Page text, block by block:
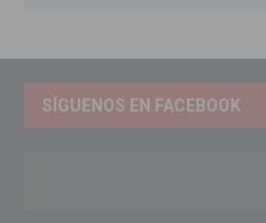
SÍGUENOS EN FACEBOOK